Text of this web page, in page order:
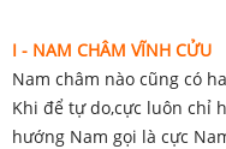
I - NAM CHÂM VĨNH CỬU
Nam châm nào cũng có
Khi để tự do,cực luôn chỉ
hướng Nam gọi là cực